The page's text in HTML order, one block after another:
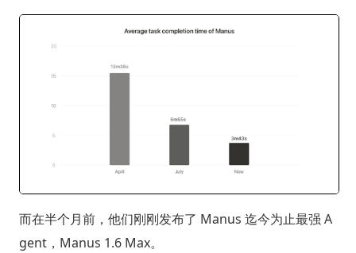
而在半个月前，他们刚刚发布了 Manus 迄今为止最强 A
gent，Manus 1.6 Max。